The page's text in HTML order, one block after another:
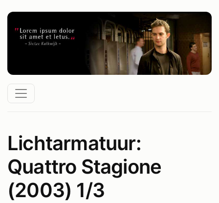
Lichtarmatuur:
Quattro Stagione
(2003) 1/3